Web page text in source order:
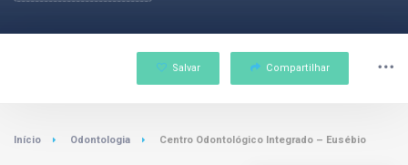
Salvar Compartilhar
Início Odontologia Centro Odontológico Integrado – Eusébio